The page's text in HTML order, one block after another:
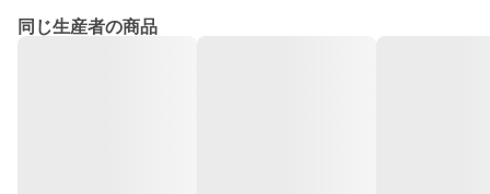
同じ生産者の商品